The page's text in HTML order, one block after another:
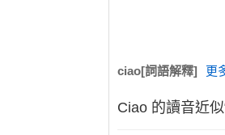
ciao[詞語解釋] 更
Ciao 的讀音近似